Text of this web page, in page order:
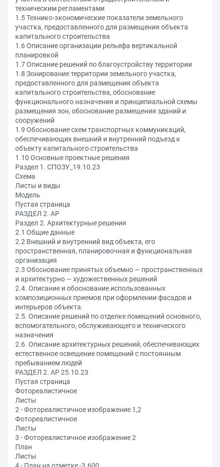
техническим регламентами
1.5 Технико-экономические показатели земельного
участка, предоставленного для размещения объекта
капитального строительства
1.6 Описание организации рельефа вертикальной
планировкой
1.7 Описание решений по благоустройству территории
1.8 Зонирование территории земельного участка,
предоставленного для размещения объекта
капитального строительства, обоснование
функционального назначения и принципиальной схемы
размещения зон, обоснование размещения зданий и
сооружений
1.9 Обоснование схем транспортных коммуникаций,
обеспечивающих внешний и внутренний подъезд к
объекту капитального строительства
1.10 Основные проектные решения
Раздел 1. СПОЗУ_19.10.23
Схема
Листы и виды
Модель
Пустая страница
РАЗДЕЛ 2. АР
Раздел 2. Архитектурные решения
2.1 Общие данные
2.2 Внешний и внутренний вид объекта, его
пространственная, планировочная и функциональная
организация
2.3 Обоснование принятых объемно — пространственных
и архитектурно — художественных решений
2.4. Описание и обоснование использованных
композиционных приемов при оформлении фасадов и
интерьеров объекта.
2.5. Описание решений по отделке помещений основного,
вспомогательного, обслуживающего и технического
назначения
2.6. Описание архитектурных решений, обеспечивающих
естественное освещение помещений с постоянным
пребыванием людей
РАЗДЕЛ 2. АР 25.10.23
Пустая страница
Фотореалистичное
Листы
2 - Фотореалистичное изображение 1,2
Фотореалистичное
Листы
3 - Фотореалистичное изображение 2
План
Листы